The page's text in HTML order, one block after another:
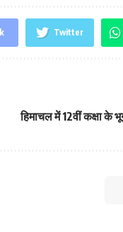
Twitter
हिमाचल में 12वीं कक्षा के